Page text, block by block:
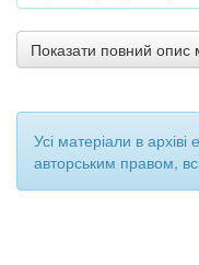
Показати повний опис
Усі матеріали в
авторським правом,